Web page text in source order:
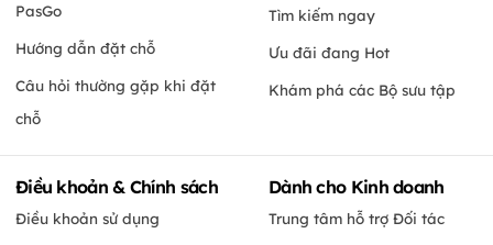
PasGo
Hướng dẫn đặt chỗ
Câu hỏi thường gặp khi đặt
chỗ
Tìm kiếm ngay
Ưu đãi đang Hot
Khám phá các Bộ sưu tập
Điều khoản & Chính sách
Điều khoản sử dụng
Dành cho Kinh doanh
Trung tâm hỗ trợ Đối tác